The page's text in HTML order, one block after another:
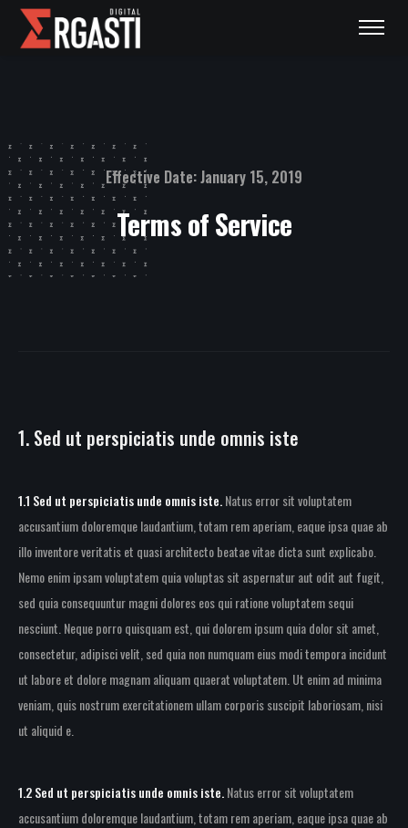
Effective Date: January 15, 2019
Terms of Service
1. Sed ut perspiciatis unde omnis iste
1.1 Sed ut perspiciatis unde omnis iste.Natus error sit voluptatem
accusantium doloremque laudantium, totam rem aperiam, eaque ipsa quae ab
illo inventore veritatis et quasi architecto beatae vitae dicta sunt explicabo.
Nemo enim ipsam voluptatem quia voluptas sit aspernatur aut odit aut fugit,
sed quia consequuntur magni dolores eos qui ratione voluptatem sequi
nesciunt. Neque porro quisquam est, qui dolorem ipsum quia dolor sit amet,
consectetur, adipisci velit, sed quia non numquam eius modi tempora incidunt
ut labore et dolore magnam aliquam quaerat voluptatem. Ut enim ad minima
veniam, quis nostrum exercitationem ullam corporis suscipit laboriosam, nisi
ut aliquid e.
1.2 Sed ut perspiciatis unde omnis iste.Natus error sit voluptatem
accusantium doloremque laudantium, totam rem aperiam, eaque ipsa quae ab